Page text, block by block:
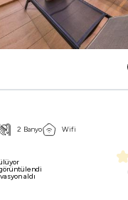
2 Banyo Wifi
aldı